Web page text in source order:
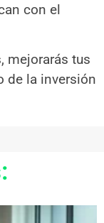
con el
mejorarás tus
de la inversión